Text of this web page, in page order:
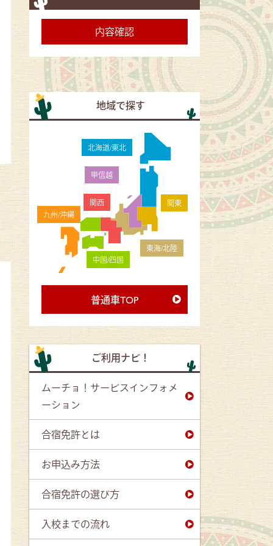
地域で探す
北海道/東北
甲信越
関東
東海/北陸
関西
中国/四国
九州/沖縄
普通車TOP
ご利用ナビ！
ムーチョ！サービスインフォメ
ーション
合宿免許とは
お申込み方法
合宿免許の選び方
入校までの流れ